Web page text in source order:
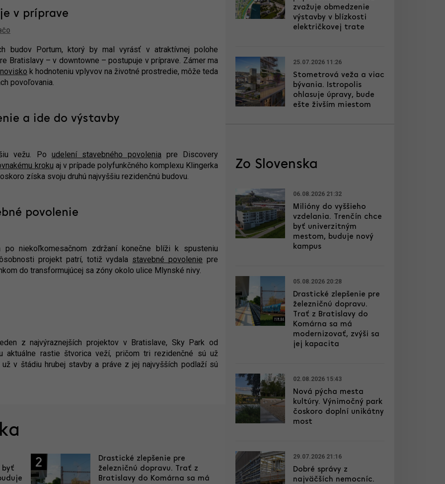
v príprave
budov Portum, ktorý by mal vyrásť v atraktívnej polohe
Bratislavy – v downtowne – postupuje v príprave. Zámer ma
k hodnoteniu vplyvov na životné prostredie, môže teda
povoľovania.
a ide do výstavby
vežu. Po udelení stavebného povoleniapre Discovery
kroku aj v prípade polyfunkčného komplexu Klingerka
získa svoju druhú najvyššiu rezidenčnú budovu.
povolenie
niekoľkomesačnom zdržaní konečne blíži k spusteniu
projekt patrí, totiž vydala stavebné povolenie pre
do transformujúcej sa zóny okolo ulice Mlynské nivy.
z najvýraznejších projektov v Bratislave, Sky Park od
aktuálne rastie štvorica veží, pričom tri rezidenčné sú už
v štádiu hrubej stavby a práve z jej najvyšších podlaží sú
byť
2
Drastické zlepšenie pre
železničnú dopravu. Trať z
Bratislavy do Komárna sa má
zvažuje obmedzenie
výstavby v blízkosti
električkovej trate
25.07.2026 11:26
Stometrová veža a viac
bývania. Istropolis
ohlasuje úpravy, bude
ešte živším miestom
Zo Slovenska
06.08.2026 21:32
Milióny do vyššieho
vzdelania. Trenčín chce
byť univerzitným
mestom, buduje nový
kampus
05.08.2026 20:28
Drastické zlepšenie pre
železničnú dopravu.
Trať z Bratislavy do
Komárna sa má
modernizovať, zvýši sa
jej kapacita
02.08.2026 15:43
Nová pýcha mesta
kultúry. Výnimočný park
čoskoro doplní unikátny
most
29.07.2026 21:16
Dobré správy z
najväčších nemocníc.